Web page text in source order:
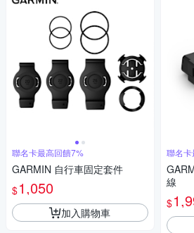
聯名卡最高回饋7%
GARMIN 自行車固定套件
$1,050
加入購物車
聯名
線
$